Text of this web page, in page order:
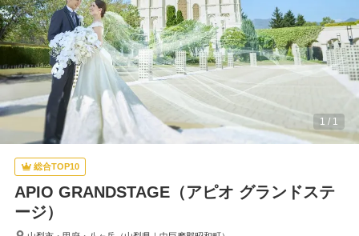
1 / 1
総合TOP10
APIO GRANDSTAGE（アピオ グランドステ
ージ）